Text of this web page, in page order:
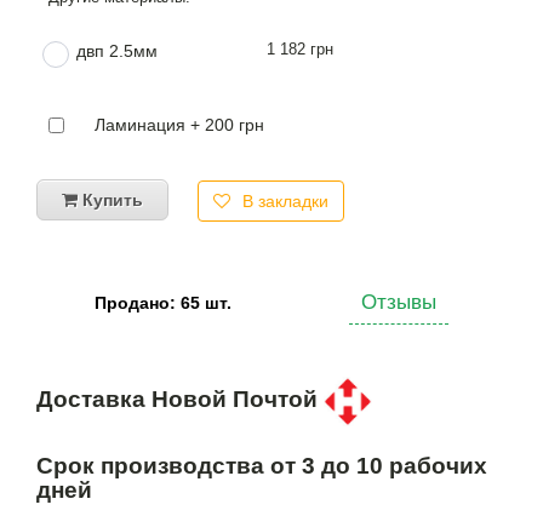
двп 2.5мм 1 182 грн
Ламинация + 200 грн
Купить В закладки
Продано: 65 шт. Отзывы
Доставка Новой Почтой
Срок производства от 3 до 10 рабочих
дней